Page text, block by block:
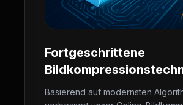
Fortgeschrittene
Basierend auf modernsten